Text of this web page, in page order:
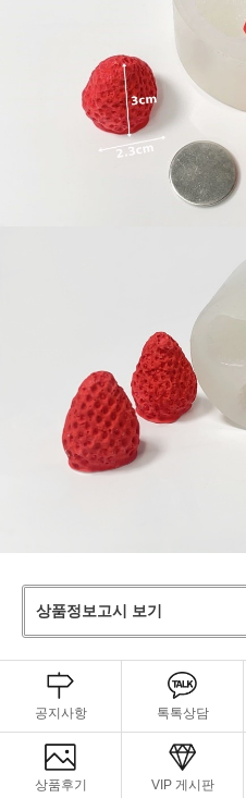
상품정보고시 보기
공지사항 톡톡상담
상품후기 VIP 게시판